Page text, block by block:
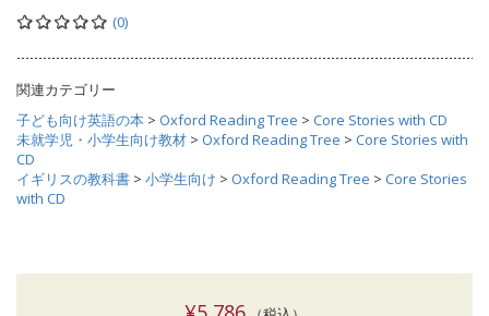
(0)
関連カテゴリー
子ども向け英語の本 > Oxford Reading Tree > Core Stories with CD
未就学児・小学生向け教材 > Oxford Reading Tree > Core Stories with
CD
イギリスの教科書 > 小学生向け > Oxford Reading Tree > Core Stories
with CD